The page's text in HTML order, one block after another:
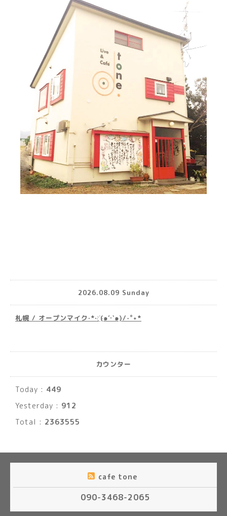
2026.08.09 Sunday
札幌 / オープンマイク·*· ҉(๑′ᵕ‵๑)/‧˚︎˖*
カウンター
Today : 449
Yesterday : 912
Total : 2363555
cafe tone
090-3468-2065